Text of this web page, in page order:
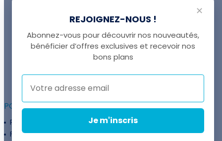
UNE QUESTION ?
+41 22 307 02 00
POUR ALLER PLUS LOIN :
Programme fidélité
Entreprises
Financement
Services
✕
REJOIGNEZ-NOUS !
Abonnez-vous pour découvrir nos nouveautés,
bénéficier d’offres exclusives et recevoir nos
bons plans
Je m'inscris